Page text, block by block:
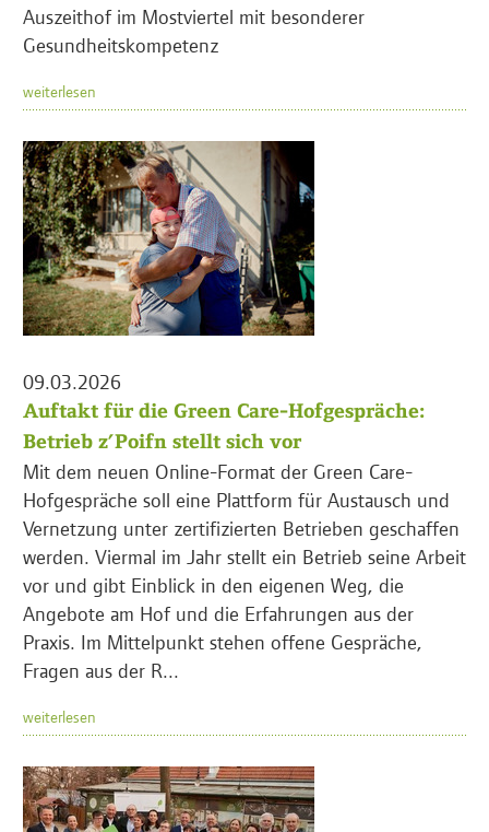
Auszeithof im Mostviertel mit besonderer
Gesundheitskompetenz
weiterlesen
09.03.2026
Auftakt für die Green Care-Hofgespräche:
Betrieb z’Poifn stellt sich vor
Mit dem neuen Online-Format der Green Care-
Hofgespräche soll eine Plattform für Austausch und
Vernetzung unter zertifizierten Betrieben geschaffen
werden. Viermal im Jahr stellt ein Betrieb seine Arbeit
vor und gibt Einblick in den eigenen Weg, die
Angebote am Hof und die Erfahrungen aus der
Praxis. Im Mittelpunkt stehen offene Gespräche,
Fragen aus der R...
weiterlesen